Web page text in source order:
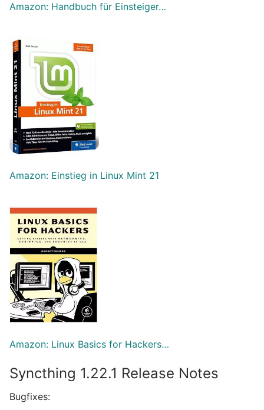
Amazon: Handbuch für Einsteiger…
Amazon: Einstieg in Linux Mint 21
Amazon: Linux Basics for Hackers…
Syncthing 1.22.1 Release Notes
Bugfixes: